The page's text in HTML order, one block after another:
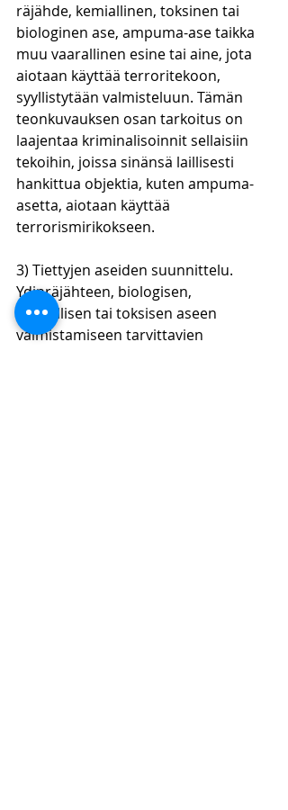
räjähde, kemiallinen, toksinen tai
biologinen ase, ampuma-ase taikka
muu vaarallinen esine tai aine, jota
aiotaan käyttää terroritekoon,
syyllistytään valmisteluun. Tämän
teonkuvauksen osan tarkoitus on
laajentaa kriminalisoinnit sellaisiin
tekoihin, joissa sinänsä laillisesti
hankittua objektia, kuten ampuma-
asetta, aiotaan käyttää
terrorismirikokseen.
3) Tiettyjen aseiden suunnittelu.
Ydinräjähteen, biologisen,
kemiallisen tai toksisen aseen
valmistamiseen tarvittavien